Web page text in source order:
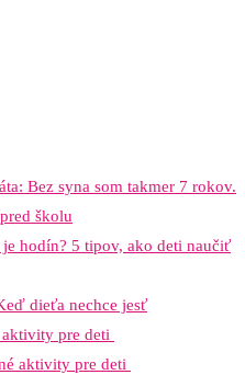
Bez syna som takmer 7 rokov.
školu
hodín? 5 tipov, ako deti naučiť
dieťa nechce jesť
pre deti
aktivity pre deti